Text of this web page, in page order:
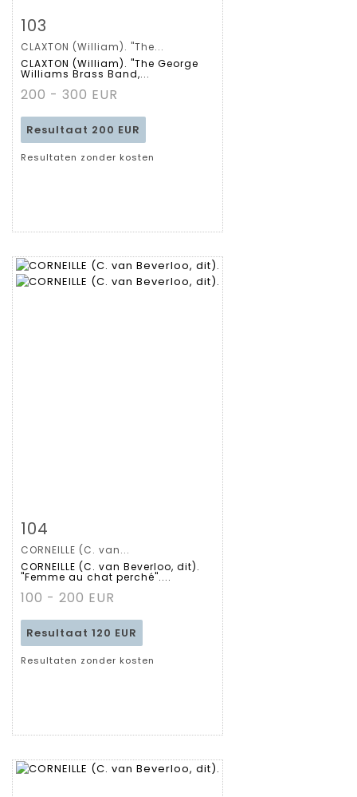
Gedetailleerde
fiche
103
CLAXTON (William). "The...
CLAXTON (William). "The George
Williams Brass Band,...
200 - 300 EUR
Resultaat 200 EUR
Resultaten zonder kosten
Gedetailleerde
fiche
104
CORNEILLE (C. van...
CORNEILLE (C. van Beverloo, dit).
"Femme au chat perché"....
100 - 200 EUR
Resultaat 120 EUR
Resultaten zonder kosten